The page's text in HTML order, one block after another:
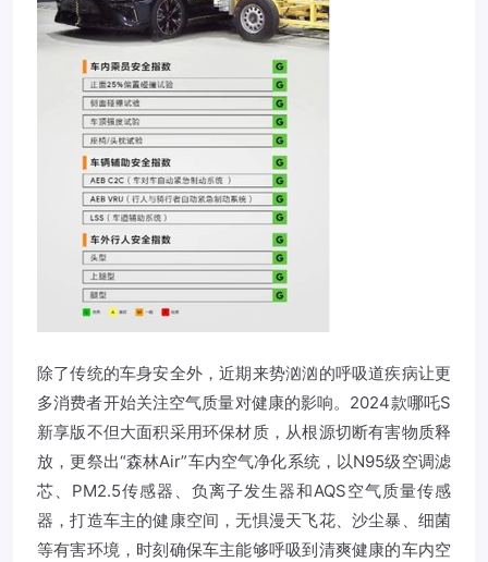
除了传统的车身安全外，近期来势汹汹的呼吸道疾病让更
多消费者开始关注空气质量对健康的影响。2024款哪吒S
新享版不但大面积采用环保材质，从根源切断有害物质释
放，更祭出“森林Air”车内空气净化系统，以N95级空调滤
芯、PM2.5传感器、负离子发生器和AQS空气质量传感
器，打造车主的健康空间，无惧漫天飞花、沙尘暴、细菌
等有害环境，时刻确保车主能够呼吸到清爽健康的车内空